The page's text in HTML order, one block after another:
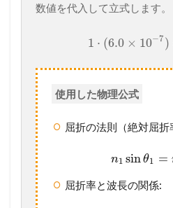
数値を代入して立式します。
1 ⋅ (6.0 × 10−7 )
使用した物理公式
屈折の法則（絶対屈折
n1 sinθ1 =
屈折率と波長の関係: